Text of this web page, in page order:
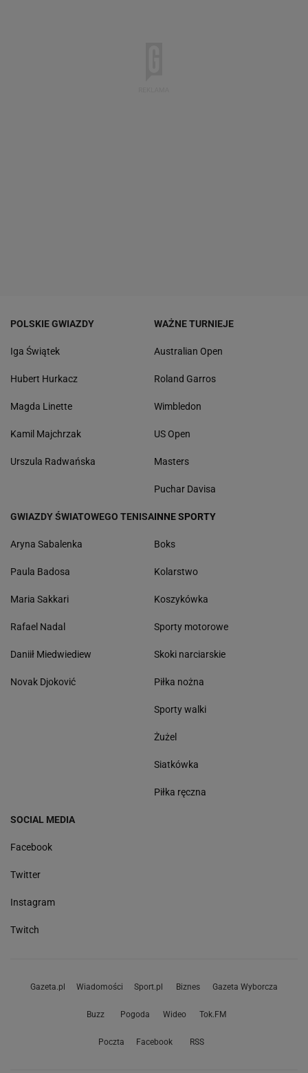
POLSKIE GWIAZDY
Iga Świątek
Hubert Hurkacz
Magda Linette
Kamil Majchrzak
Urszula Radwańska
WAŻNE TURNIEJE
Australian Open
Roland Garros
Wimbledon
US Open
Masters
Puchar Davisa
GWIAZDY ŚWIATOWEGO TENISA
Aryna Sabalenka
Paula Badosa
Maria Sakkari
Rafael Nadal
Daniił Miedwiediew
Novak Djoković
INNE SPORTY
Boks
Kolarstwo
Koszykówka
Sporty motorowe
Skoki narciarskie
Piłka nożna
Sporty walki
Żużel
Siatkówka
Piłka ręczna
SOCIAL MEDIA
Facebook
Twitter
Instagram
Twitch
Gazeta.pl Wiadomości Sport.pl Biznes Gazeta Wyborcza
Buzz Pogoda Wideo Tok.FM
Poczta Facebook RSS